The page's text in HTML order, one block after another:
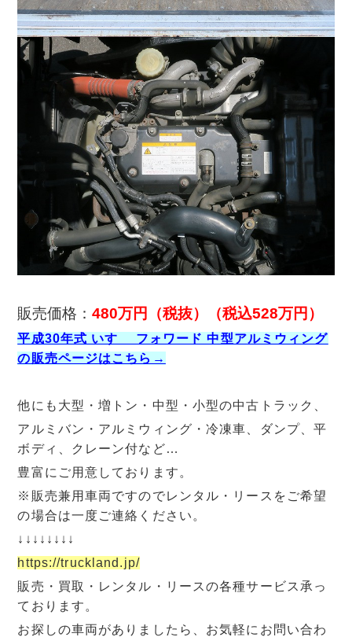
販売価格：480万円（税抜）（税込528万円）
平成30年式 いすゞ フォワード 中型アルミウィング
の販売ページはこちら→
他にも大型・増トン・中型・小型の中古トラック、
アルミバン・アルミウィング・冷凍車、ダンプ、平
ボディ、クレーン付など…
豊富にご用意しております。
※販売兼用車両ですのでレンタル・リースをご希望
の場合は一度ご連絡ください。
↓↓↓↓↓↓↓↓
https://truckland.jp/
販売・買取・レンタル・リースの各種サービス承っ
ております。
お探しの車両がありましたら、お気軽にお問い合わ